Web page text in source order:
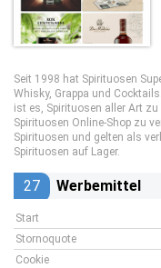
Seit 1998 hat Spirituosen
Whisky, Grappa und
ist es, Spirituosen aller Art
Spirituosen Online-Shop zu
Spirituosen und gelten als
Spirituosen auf Lager.
27 Werbemittel
Start
Stornoquote
Cookie